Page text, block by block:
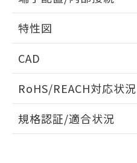
外形図
端子配置/内部接続
特性図
電気的寿命曲線
CAD
ドすることができます。
ログイン
RoHS/REACH対応状況
EU RoHS 注意事項・凡例
規格認証/適合状況
物質の対応では、対
荷製品に未対応品が混
欄に対応日を記載して
り、2022年1月12日
す。